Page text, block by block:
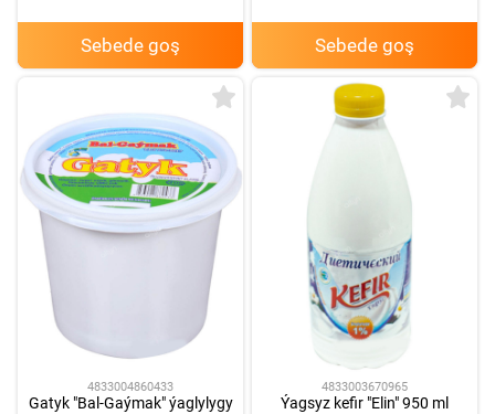
Sebede goş Sebede goş
4833004860433
Gatyk "Bal-Gaýmak" ýaglylygy
4833003670965
Ýagsyz kefir "Elin" 950 ml